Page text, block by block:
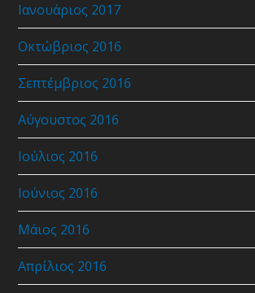
Ιανουάριος 2017
Οκτώβριος 2016
Σεπτέμβριος 2016
Αύγουστος 2016
Ιούλιος 2016
Ιούνιος 2016
Μάιος 2016
Απρίλιος 2016